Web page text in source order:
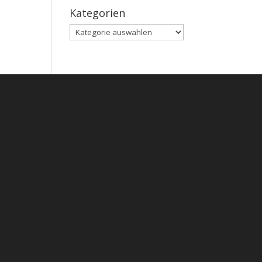
Kategorien
Kategorien